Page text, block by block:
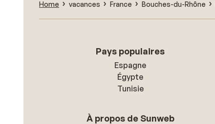
Home vacances France Bouches-du-Rhône
Pays populaires
Espagne
Égypte
Tunisie
À propos de Sunweb